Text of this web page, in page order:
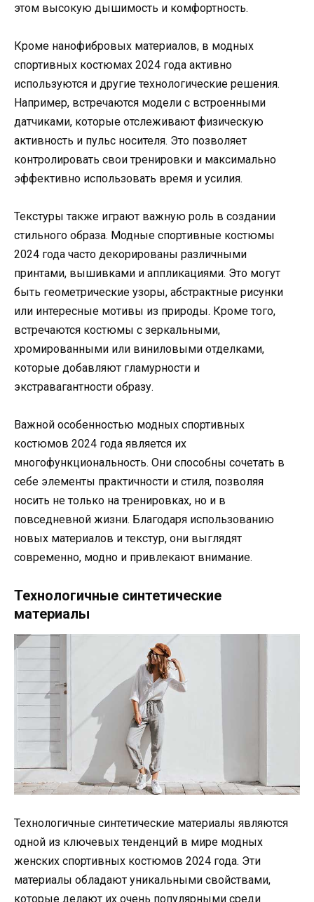
этом высокую дышимость и комфортность.
Кроме нанофибровых материалов, в модных
спортивных костюмах 2024 года активно
используются и другие технологические решения.
Например, встречаются модели с встроенными
датчиками, которые отслеживают физическую
активность и пульс носителя. Это позволяет
контролировать свои тренировки и максимально
эффективно использовать время и усилия.
Текстуры также играют важную роль в создании
стильного образа. Модные спортивные костюмы
2024 года часто декорированы различными
принтами, вышивками и аппликациями. Это могут
быть геометрические узоры, абстрактные рисунки
или интересные мотивы из природы. Кроме того,
встречаются костюмы с зеркальными,
хромированными или виниловыми отделками,
которые добавляют гламурности и
экстравагантности образу.
Важной особенностью модных спортивных
костюмов 2024 года является их
многофункциональность. Они способны сочетать в
себе элементы практичности и стиля, позволяя
носить не только на тренировках, но и в
повседневной жизни. Благодаря использованию
новых материалов и текстур, они выглядят
современно, модно и привлекают внимание.
Технологичные синтетические
материалы
Технологичные синтетические материалы являются
одной из ключевых тенденций в мире модных
женских спортивных костюмов 2024 года. Эти
материалы обладают уникальными свойствами,
которые делают их очень популярными среди